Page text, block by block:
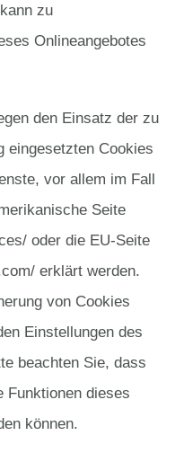
zu
Onlineangebotes
den Einsatz der zu
eingesetzten Cookies
vor allem im Fall
Seite
oder die EU-Seite
erklärt werden.
von Cookies
Einstellungen des
beachten Sie, dass
Funktionen dieses
können.